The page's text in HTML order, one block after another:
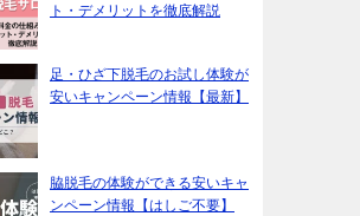
ト・デメリットを徹底解説
足・ひざ下脱毛のお試し体験が
安いキャンペーン情報【最新】
脇脱毛の体験ができる安いキャ
ンペーン情報【はしご不要】